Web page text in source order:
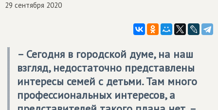
29 сентября 2020
– Сегодня в городской думе, на наш
взгляд, недостаточно представлены
интересы семей с детьми. Там много
профессиональных интересов, а